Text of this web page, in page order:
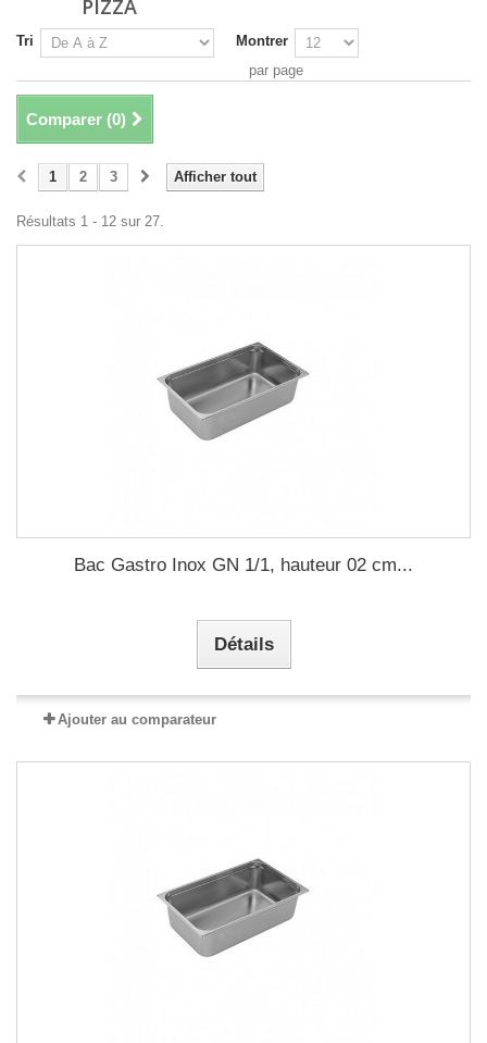
PIZZA
Tri
Montrer
par page
Comparer (0)
Afficher tout
1 2 3
Résultats 1 - 12 sur 27.
Bac Gastro Inox GN 1/1, hauteur 02 cm...
Détails
Ajouter au comparateur